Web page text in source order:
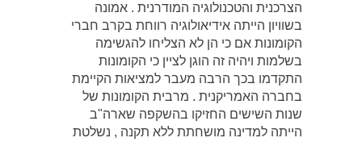
הצרכנית והטכנולוגיה המודרנית . אמונה
בשוויון הייתה אידיאולוגיה רווחת בקרב חברי
הקומונות אם כי הן לא הצליחו להגשימה
בשלמות ויהיה זה הוגן לציין כי הקומונות
התקדמו בכך הרבה מעבר למציאות הקיימת
בחברה האמריקנית . מרבית הקומונות של
שנות השישים החזיקו בהשקפה שארה"ב
הייתה למדינה מושחתת ללא תקנה , נשלטת